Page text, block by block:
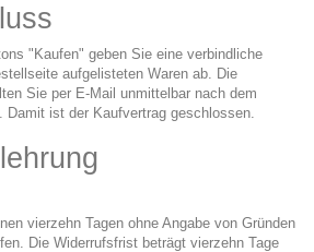
"Kaufen" geben Sie eine verbindliche
aufgelisteten Waren ab. Die
Sie per E-Mail unmittelbar nach dem
Damit ist der Kaufvertrag geschlossen.
vierzehn Tagen ohne Angabe von Gründen
Die Widerrufsfrist beträgt vierzehn Tage